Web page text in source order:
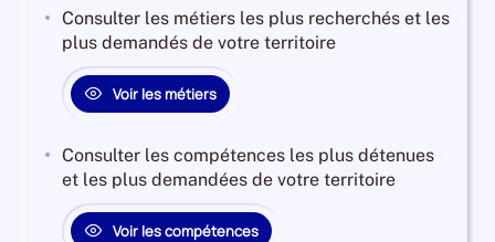
Consulter les métiers les plus recherchés et les
plus demandés de votre territoire
Voir les métiers
Consulter les compétences les plus détenues
et les plus demandées de votre territoire
Voir les compétences